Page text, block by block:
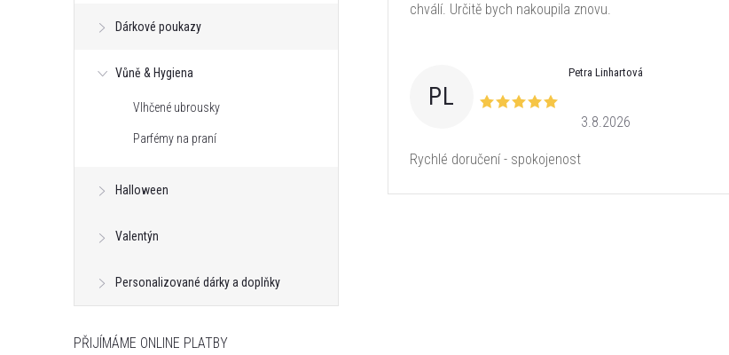
Dárkové poukazy
Vůně & Hygiena
Vlhčené ubrousky
Parfémy na praní
Halloween
Valentýn
Personalizované dárky a doplňky
PŘIJÍMÁME ONLINE PLATBY
chválí. Určitě bych nakoupila znovu.
PL
Petra Linhartová
3.8.2026
Rychlé doručení - spokojenost